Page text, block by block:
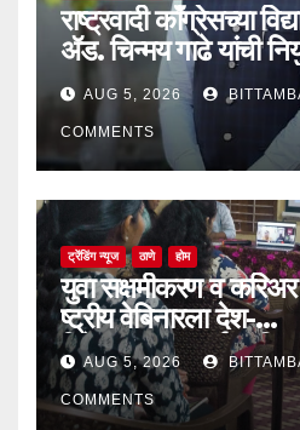
राष्ट्रवादी काँग्रेसच्या
ॲड. चिन्मय गाढे यांची
AUG 5, 2026
COMMENTS
ट्रेंडिंग न्यूज ठाणे होम
युवा सक्षमीकरण व
ष्ट्रीय वेबिनारला देश-
विदेशातून उत्स्फूर्त
AUG 5, 2026
COMMENTS